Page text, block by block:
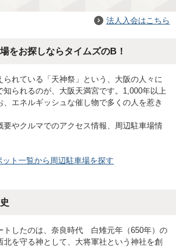
法人入会はこちら
をお探しならタイムズのB！
られている「天神祭」という、大阪の人々に
られるのが、大阪天満宮です。1,000年以上
エネルギッシュな催し物で多くの人を惹き
要やクルマでのアクセス情報、周辺駐車場情
ット一覧から周辺駐車場を探す
トしたのは、奈良時代 白雉元年（650年）の
を守る神として、大将軍社という神社を創